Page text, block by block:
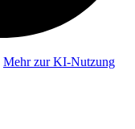
Mehr zur KI-Nutzung